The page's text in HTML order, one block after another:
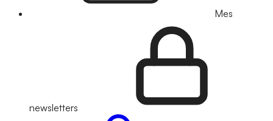
Mes
newsletters